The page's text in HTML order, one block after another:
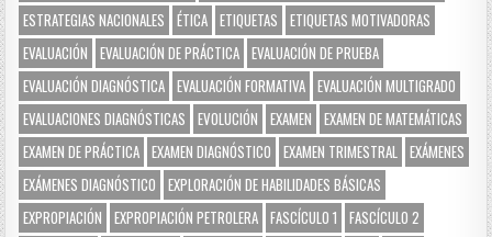
ESTRATEGIAS NACIONALES
ÉTICA ETIQUETAS
ETIQUETAS MOTIVADORAS
EVALUACIÓN
EVALUACIÓN DE PRÁCTICA EVALUACIÓN DE PRUEBA
EVALUACIÓN DIAGNÓSTICA EVALUACIÓN FORMATIVA EVALUACIÓN MULTIGRADO
EVALUACIONES DIAGNÓSTICAS
EVOLUCIÓN EXAMEN
EXAMEN DE MATEMÁTICAS
EXAMEN DE PRÁCTICA EXAMEN DIAGNÓSTICO EXAMEN TRIMESTRAL EXÁMENES
EXÁMENES DIAGNÓSTICO
EXPLORACIÓN DE HABILIDADES BÁSICAS
EXPROPIACIÓN
EXPROPIACIÓN PETROLERA FASCÍCULO 1
FASCÍCULO 2